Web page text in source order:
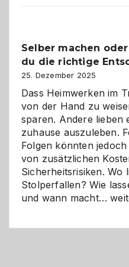
und
Zukunft
Selber machen
du die richtige
25. Dezember 2025
Dass Heimwerken im
von der Hand zu
sparen. Andere lieben
zuhause auszuleben.
Folgen könnten
von zusätzlichen
Sicherheitsrisiken. Wo
Stolperfallen? Wie
und wann macht…